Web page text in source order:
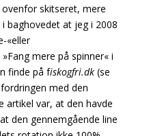
skitseret, mere
baghovedet at jeg i 2008
«eller
mere på spinner« i
finde på fiskogfri.dk (se
med den
artikel var, at den havde
den gennemgående line